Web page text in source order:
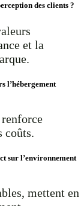
des clients ?
et la
l’hébergement
coûts.
sur l’environnement
mettent en